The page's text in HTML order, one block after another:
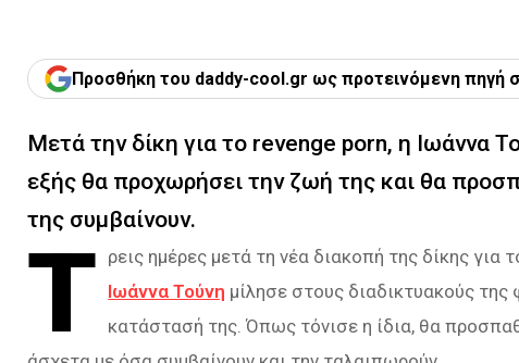
Προσθήκη του daddy-cool.gr ως προτεινόμενη πηγή
Μετά την δίκη για το revenge porn, η Ιωάννα
εξής θα προχωρήσει την ζωή της και θα
της συμβαίνουν.
Τ ρεις ημέρες μετά τη νέα διακοπή της δίκης για
Ιωάννα Τούνη μίλησε στους διαδικτυακούς
κατάστασή της. Όπως τόνισε η ίδια, θα